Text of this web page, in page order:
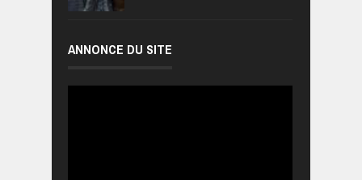
ANNONCE DU SITE